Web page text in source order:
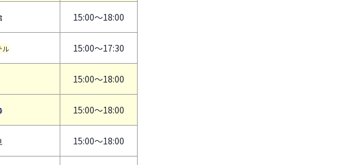
15:00～18:00
ル 15:00～17:30
15:00～18:00
15:00～18:00
15:00～18:00